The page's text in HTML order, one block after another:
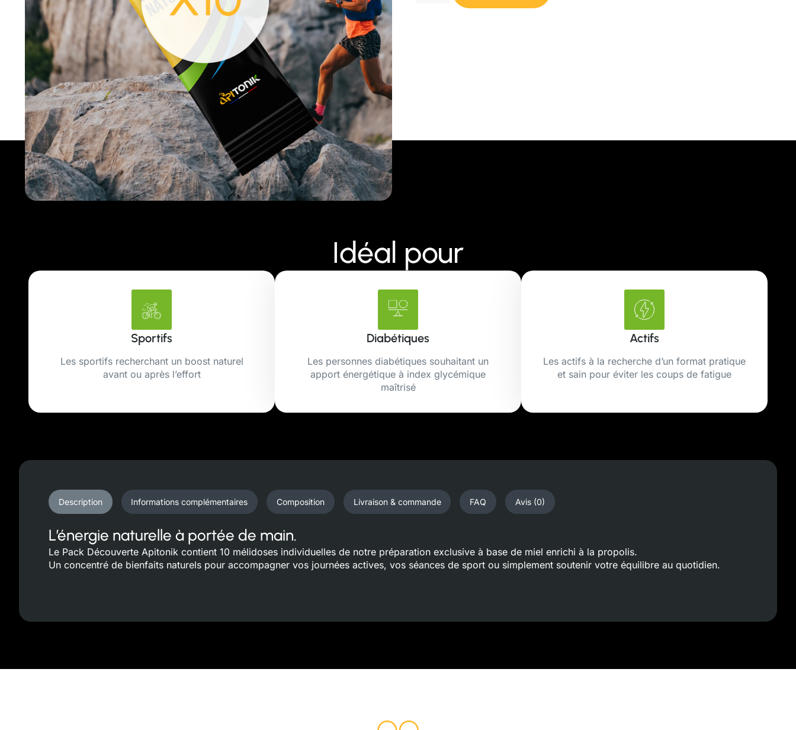
Idéal pour
Sportifs
Les sportifs recherchant un boost naturel
avant ou après l’effort
Diabétiques
Les personnes diabétiques souhaitant un
apport énergétique à index glycémique
maîtrisé
Actifs
Les actifs à la recherche d’un format pratique
et sain pour éviter les coups de fatigue
Description Informations complémentaires Composition Livraison & commande FAQ Avis (0)
L’énergie naturelle à portée de main.
Le Pack Découverte Apitonik contient 10 mélidoses individuelles de notre préparation exclusive à base de miel enrichi à la propolis.
Un concentré de bienfaits naturels pour accompagner vos journées actives, vos séances de sport ou simplement soutenir votre équilibre au quotidien.